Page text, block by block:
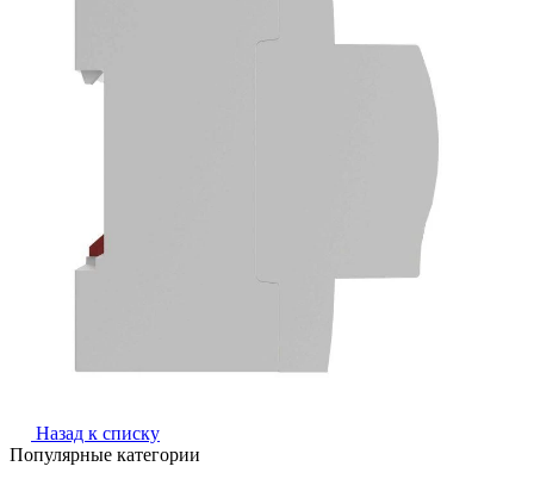
Назад к списку
Популярные категории